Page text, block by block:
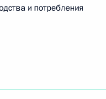
и потребления